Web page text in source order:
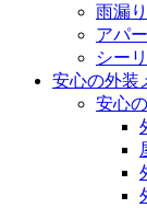
雨漏
アパ
シー
安心の外装
安心